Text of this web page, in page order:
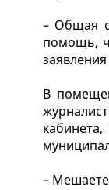
– Общая
помощь,
В
– Мешаете